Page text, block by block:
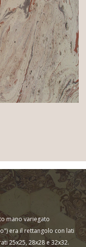
mano variegato
era il rettangolo con lati
25x25, 28x28 e 32x32.